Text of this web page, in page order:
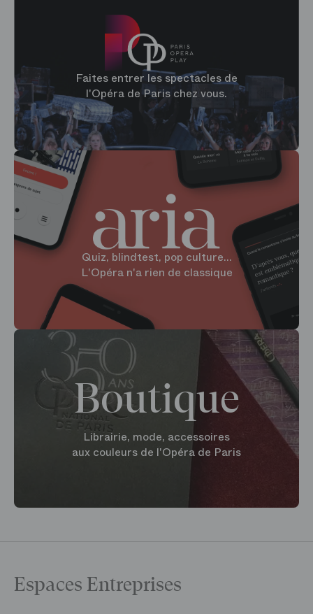
Faites entrer les spectacles de
l'Opéra de Paris chez vous.
Quiz, blindtest, pop culture...
L'Opéra n'a rien de classique
Boutique
Librairie, mode, accessoires
aux couleurs de l'Opéra de Paris
Espaces Entreprises